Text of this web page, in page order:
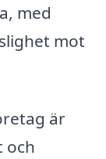
med
mot
är
och